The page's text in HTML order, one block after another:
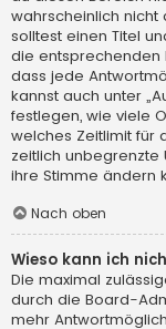
wahrscheinlich nicht
solltest einen Titel
die entsprechenden
dass jede
kannst auch unter
festlegen, wie viele
welches Zeitlimit für
zeitlich
ihre Stimme ändern
Nach oben
Wieso kann ich
Die maximal
durch die Board-
mehr